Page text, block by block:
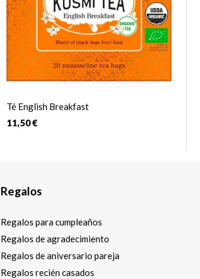
Té English Breakfast
11,50 €
Regalos
Regalos para cumpleaños
Regalos de agradecimiento
Regalos de aniversario pareja
Regalos recién casados